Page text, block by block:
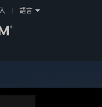
語言